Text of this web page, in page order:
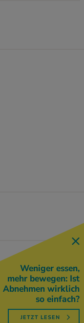
Weniger essen,
mehr bewegen: Ist
Abnehmen wirklich
so einfach?
JETZT LESEN